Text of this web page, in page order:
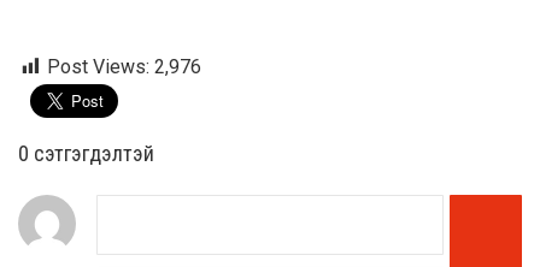
Post Views: 2,976
0 cэтгэгдэлтэй